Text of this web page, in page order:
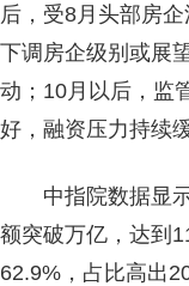
后，受8月头部房
下调房企级别或展
动；10月以后，监
好，融资压力持续缓
中指院数据显
额突破万亿，达到
62.9%，占比高出